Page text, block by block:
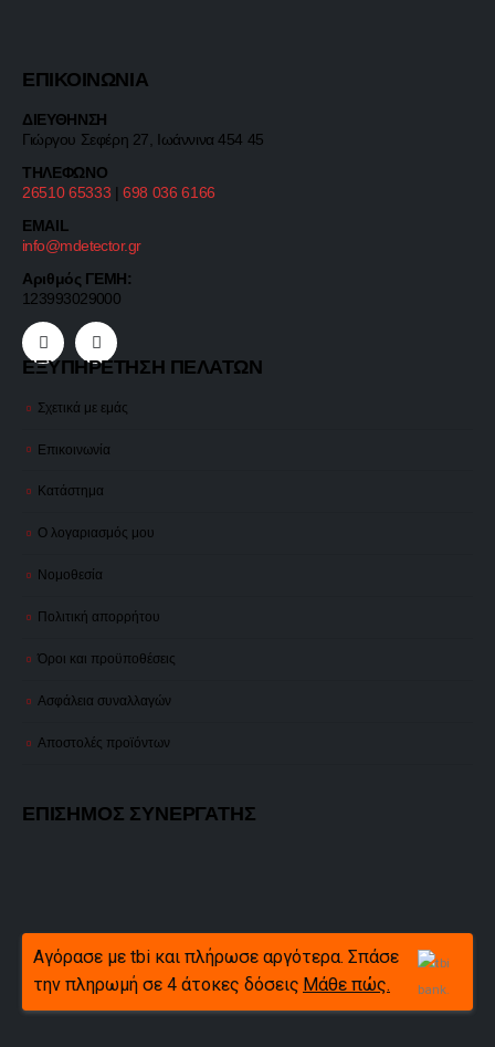
ΕΠΙΚΟΙΝΩΝΙΑ
ΔΙΕΥΘΗΝΣΗ
Γιώργου Σεφέρη 27, Ιωάννινα 454 45
ΤΗΛΕΦΩΝΟ
26510 65333 |698 036 6166
EMAIL
info@mdetector.gr
Αριθμός ΓΕΜΗ:
123993029000
ΕΞΥΠΗΡΕΤΗΣΗ ΠΕΛΑΤΩΝ
Σχετικά με εμάς
Επικοινωνία
Κατάστημα
Ο λογαριασμός μου
Νομοθεσία
Πολιτική απορρήτου
Όροι και προϋποθέσεις
Ασφάλεια συναλλαγών
Αποστολές προϊόντων
ΕΠΙΣΗΜΟΣ ΣΥΝΕΡΓΑΤΗΣ
Αγόρασε με tbi και πλήρωσε αργότερα. Σπάσε
την πληρωμή σε 4 άτοκες δόσεις Μάθε πώς.